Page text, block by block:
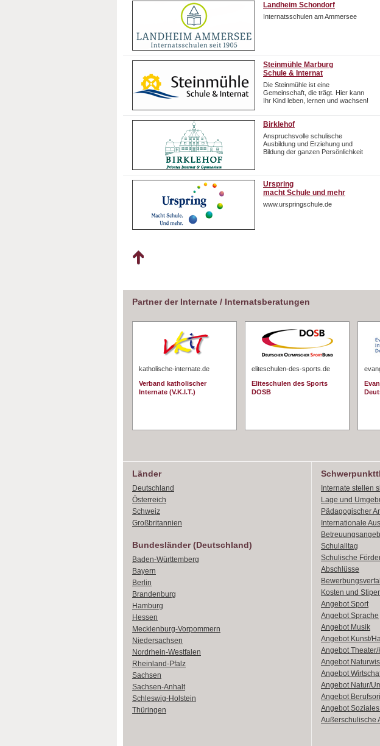
Landheim Schondorf
Internatsschulen am Ammersee
Steinmühle Marburg
Schule & Internat
Die Steinmühle ist eine
Gemeinschaft, die trägt. Hier kann
Ihr Kind leben, lernen und wachsen!
Birklehof
Anspruchsvolle schulische
Ausbildung und Erziehung und
Bildung der ganzen Persönlichkeit
Urspring
macht Schule und mehr
www.urspringschule.de
Partner der Internate / Internatsberatungen
katholische-internate.de
Verband katholischer
Internate (V.K.I.T.)
eliteschulen-des-sports.de
Eliteschulen des Sports
DOSB
Länder
Deutschland
Österreich
Schweiz
Großbritannien
Bundesländer (Deutschland)
Baden-Württemberg
Bayern
Berlin
Brandenburg
Hamburg
Hessen
Mecklenburg-Vorpommern
Niedersachsen
Nordrhein-Westfalen
Rheinland-Pfalz
Sachsen
Sachsen-Anhalt
Schleswig-Holstein
Thüringen
Internate stellen
Lage und
Pädagogischer
Internationale
Schulalltag
Schulische
Abschlüsse
Kosten und
Angebot Sport
Angebot Sprache
Angebot Musik
Angebot Kunst/
Angebot Theater/
Angebot
Angebot
Angebot Natur/
Angebot
Angebot
Außerschulische